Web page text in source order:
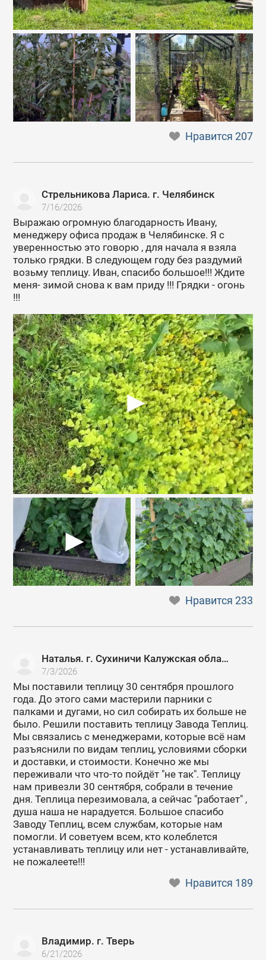
Нравится207
Стрельникова Лариса. г. Челябинск
7/16/2026
Выражаю огромную благодарность Ивану,
менеджеру офиса продаж в Челябинске. Я с
уверенностью это говорю , для начала я взяла
только грядки. В следующем году без раздумий
возьму теплицу. Иван, спасибо большое!!! Ждите
меня- зимой снова к вам приду !!! Грядки - огонь
!!!
Нравится233
Наталья. г. Сухиничи Калужская область
7/3/2026
Мы поставили теплицу 30 сентября прошлого
года. До этого сами мастерили парники с
палками и дугами, но сил собирать их больше не
было. Решили поставить теплицу Завода Теплиц.
Мы связались с менеджерами, которые всё нам
разъяснили по видам теплиц, условиями сборки
и доставки, и стоимости. Конечно же мы
переживали что что-то пойдёт "не так". Теплицу
нам привезли 30 сентября, собрали в течение
дня. Теплица перезимовала, а сейчас "работает" ,
душа наша не нарадуется. Большое спасибо
Заводу Теплиц, всем службам, которые нам
помогли. И советуем всем, кто колеблется
устанавливать теплицу или нет - устанавливайте,
не пожалеете!!!
Нравится 189
Владимир. г. Тверь
6/21/2026